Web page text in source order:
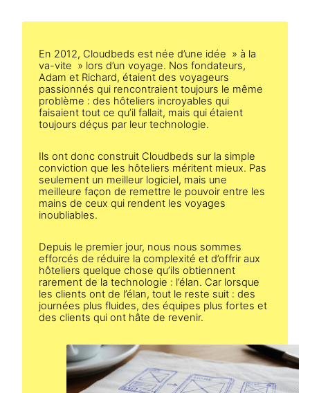
En 2012, Cloudbeds est née d’une idée » à la
va-vite » lors d’un voyage. Nos fondateurs,
Adam et Richard, étaient des voyageurs
passionnés qui rencontraient toujours le même
problème : des hôteliers incroyables qui
faisaient tout ce qu’il fallait, mais qui étaient
toujours déçus par leur technologie.
Ils ont donc construit Cloudbeds sur la simple
conviction que les hôteliers méritent mieux. Pas
seulement un meilleur logiciel, mais une
meilleure façon de remettre le pouvoir entre les
mains de ceux qui rendent les voyages
inoubliables.
Depuis le premier jour, nous nous sommes
efforcés de réduire la complexité et d’offrir aux
hôteliers quelque chose qu’ils obtiennent
rarement de la technologie : l’élan. Car lorsque
les clients ont de l’élan, tout le reste suit : des
journées plus fluides, des équipes plus fortes et
des clients qui ont hâte de revenir.